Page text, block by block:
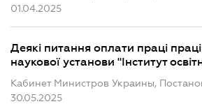
01.04.2025
Деякі питання оплати праці
наукової установи "Інститут
Кабинет Министров Украины,
30.05.2025